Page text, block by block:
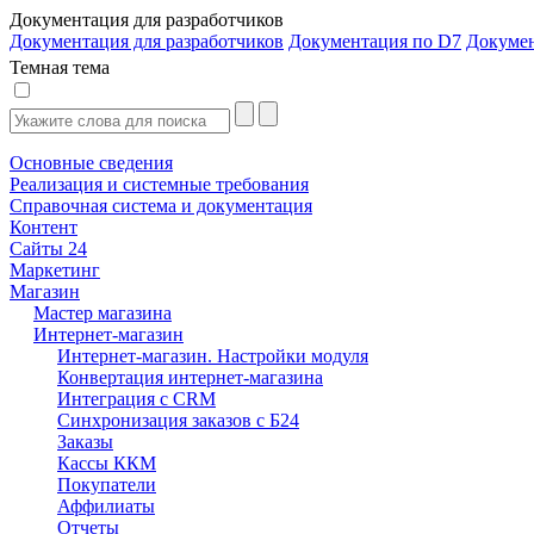
Документация для разработчиков
Документация для разработчиков Документация по D7
Темная тема
Основные сведения
Реализация и системные требования
Справочная система и документация
Контент
Сайты 24
Маркетинг
Магазин
Мастер магазина
Интернет-магазин
Интернет-магазин. Настройки модуля
Конвертация интернет-магазина
Интеграция с CRM
Синхронизация заказов с Б24
Заказы
Кассы ККМ
Покупатели
Аффилиаты
Отчеты